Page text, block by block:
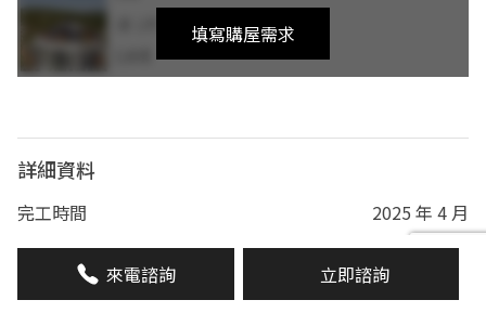
填寫購屋需求
詳細資料
完工時間
2025 年 4 月
總樓層
地上2層
總戶數
28 戶
來電諮詢 立即諮詢